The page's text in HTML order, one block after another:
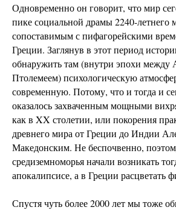
Одновременно он говорит, что мир
пике социальной драмы 2240-летнего
сопоставимым с пифагорейскими
Греции. Заглянув в этот период
обнаружить там (внутри эпохи между
Птолемеем) психологическую
современную. Потому, что и тогда и
оказалось захваченным мощными
как в XX столетии, или покорения
древнего мира от Греции до Индии
Македонским. Не беспочвенно,
средиземноморья начали возникать
апокалипсисе, а в Греции расцветать
Спустя чуть более 2000 лет мы тоже